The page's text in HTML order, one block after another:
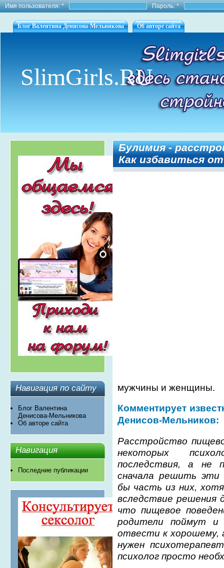
Имя пользователя:* Пароль:*
Блог Валентина Денисова-Мельникова Об авторе сайта
SlimGirls.RU
Навигация по сайту
Блог Валентина
Денисова-Мельникова
Об авторе сайта
Навигация
Последние публикации
Булимия -
Как избавиться
мужчины и женщины.
Комментирует
Денисов-Мельников:
Расстройство
некоторых
последствия, а не
сначала решить эти
бы часть из них,
вследствие решения
что пищевое
родители поймут и
отвести к хорошему,
нужен
психолог просто